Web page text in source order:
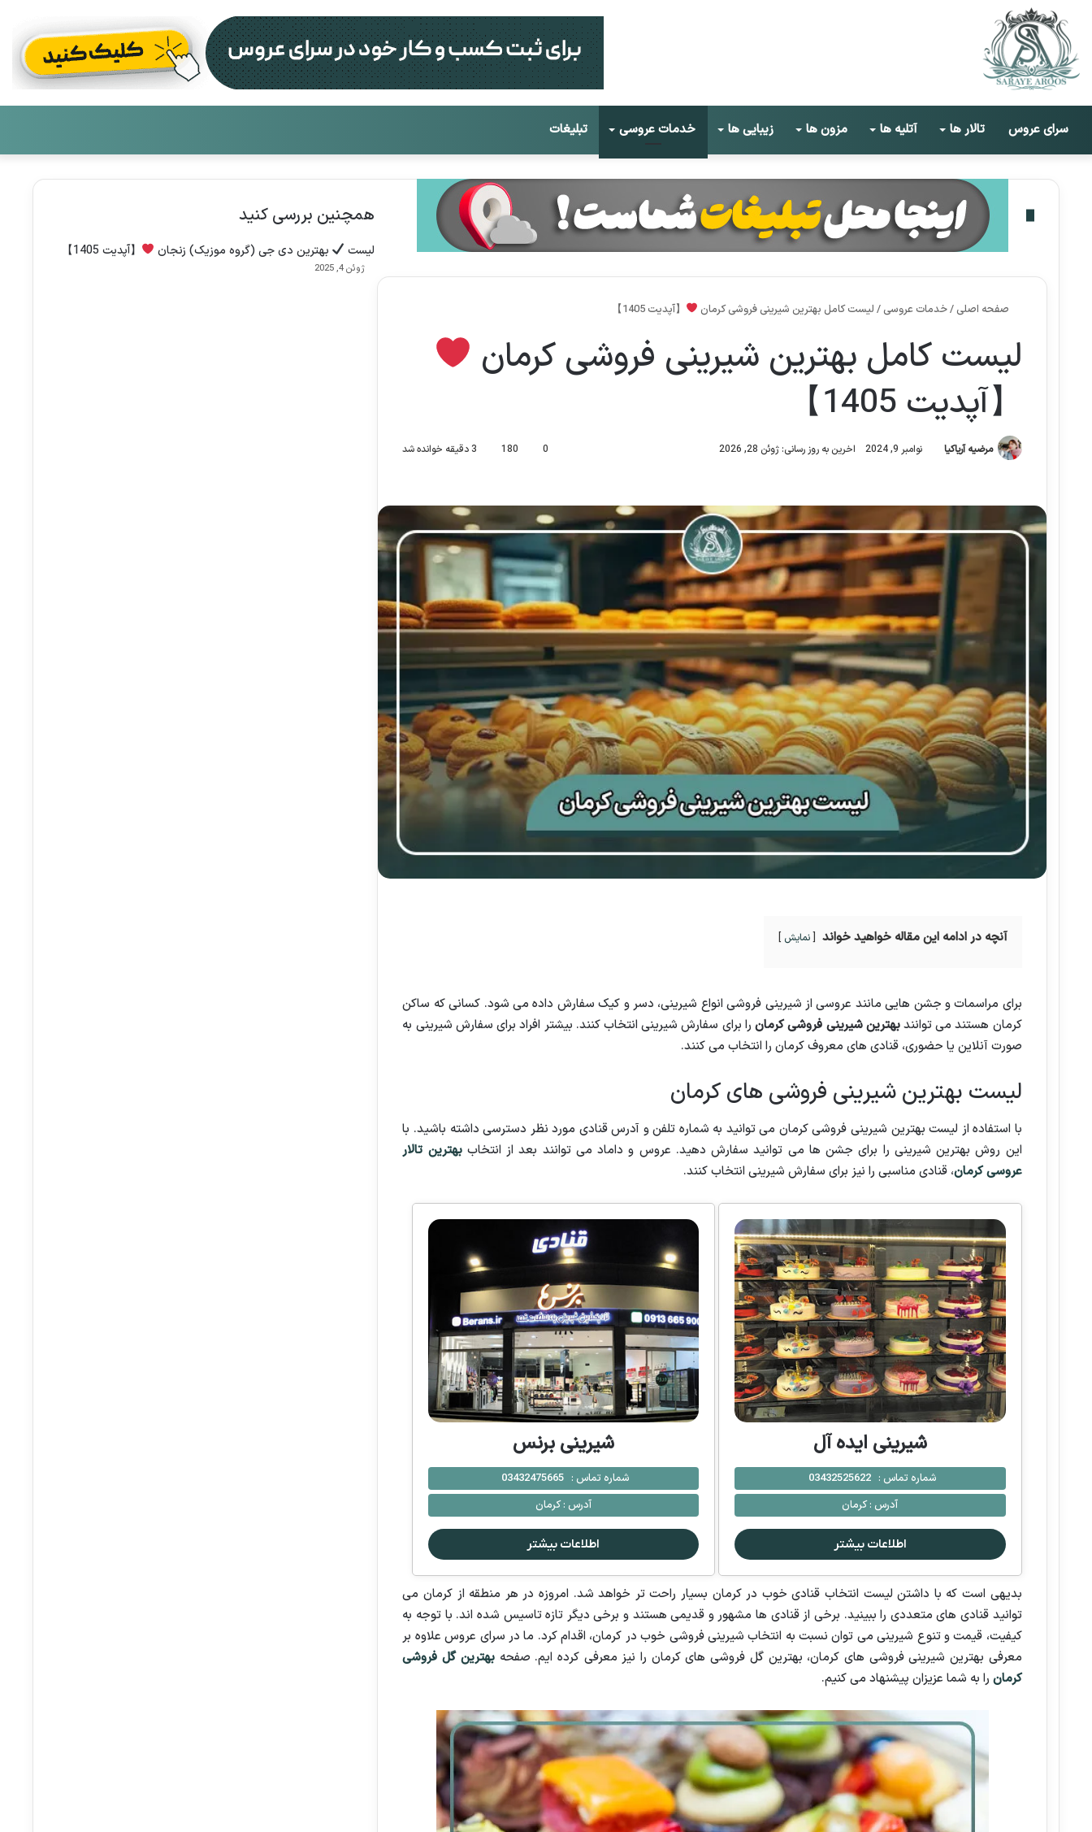
سرای عروس تالار ها آتلیه ها مزون ها زیبایی ها خدمات عروسی تبلیغات
پوست
صفحه اصلی /خدمات عروسی / لیست کامل بهترین شیرینی فروشی کرمان 【آپدیت 1405】
لیست کامل بهترین شیرینی فروشی کرمان
【آپدیت 1405】
مرضیه آریاکیا نوامبر 9, 2024 اخرین به روز رسانی: ژوئن 28, 2026 0
180
آنچه در ادامه این مقاله خواهید خواند نمایش
برای مراسمات و جشن هایی مانند عروسی از شیرینی فروشی انواع شیرینی، دسر و کیک سفارش داده می شود. کسانی که ساکن
کرمان هستند می توانندبهترین شیرینی فروشی کرمانرا برای سفارش شیرینی انتخاب کنند. بیشتر افراد برای سفارش شیرینی به
صورت آنلاین یا حضوری، قنادی های معروف کرمان را انتخاب می کنند.
لیست بهترین شیرینی فروشی های کرمان
با استفاده از لیست بهترین شیرینی فروشی کرمان می توانید به شماره تلفن و آدرس قنادی مورد نظر دسترسی داشته باشید. با
این روش بهترین شیرینی را برای جشن ها می توانید سفارش دهید. عروس و داماد می توانند بعد از انتخاببهترین تالار
عروسی کرمان، قنادی مناسبی را نیز برای سفارش شیرینی انتخاب کنند.
شیرینی ایده آل
شماره تماس : 03432525622
آدرس :کرمان
اطلاعات بیشتر
شیرینی برنس
شماره تماس : 03432475665
آدرس : کرمان
اطلاعات بیشتر
بدیهی است که با داشتن لیست انتخاب قنادی خوب در کرمان بسیار راحت تر خواهد شد. امروزه در هر منطقه از کرمان می
توانید قنادی های متعددی را ببینید. برخی از قنادی ها مشهور و قدیمی هستند و برخی دیگر تازه تاسیس شده اند. با توجه به
کیفیت، قیمت و تنوع شیرینی می توان نسبت به انتخاب شیرینی فروشی خوب در کرمان، اقدام کرد. ما در سرای عروس علاوه بر
معرفی بهترین شیرینی فروشی های کرمان، بهترین گل فروشی های کرمان را نیز معرفی کرده ایم. صفحهبهترین گل فروشی
کرمان را به شما عزیزان پیشنهاد می کنیم.
همچنین بررسی کنید
لیست بهترین دی جی (گروه موزیک) زنجان 【آپدیت 1405】
ژوئن 4, 2025